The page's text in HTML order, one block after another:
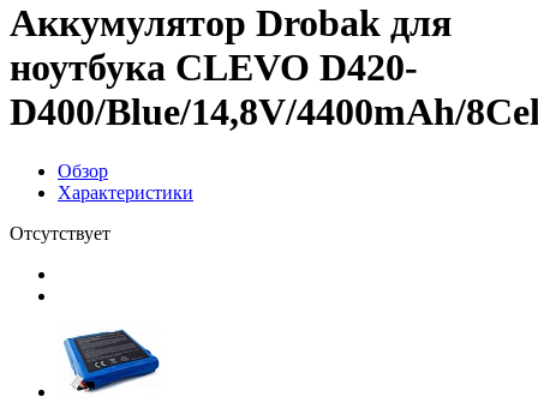
Аккумулятор Drobak для
ноутбука CLEVO D420-
D400/Blue/14,8V/4400mAh/
Обзор
Характеристики
Отсутствует